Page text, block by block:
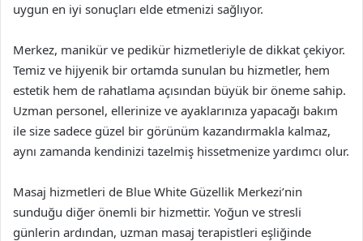
uygun en iyi sonuçları elde etmenizi sağlıyor.
Merkez, manikür ve pedikür hizmetleriyle de dikkat çekiyor.
Temiz ve hijyenik bir ortamda sunulan bu hizmetler, hem
estetik hem de rahatlama açısından büyük bir öneme sahip.
Uzman personel, ellerinize ve ayaklarınıza yapacağı bakım
ile size sadece güzel bir görünüm kazandırmakla kalmaz,
aynı zamanda kendinizi tazelmiş hissetmenize yardımcı olur.
Masaj hizmetleri de Blue White Güzellik Merkezi’nin
sunduğu diğer önemli bir hizmettir. Yoğun ve stresli
günlerin ardından, uzman masaj terapistleri eşliğinde